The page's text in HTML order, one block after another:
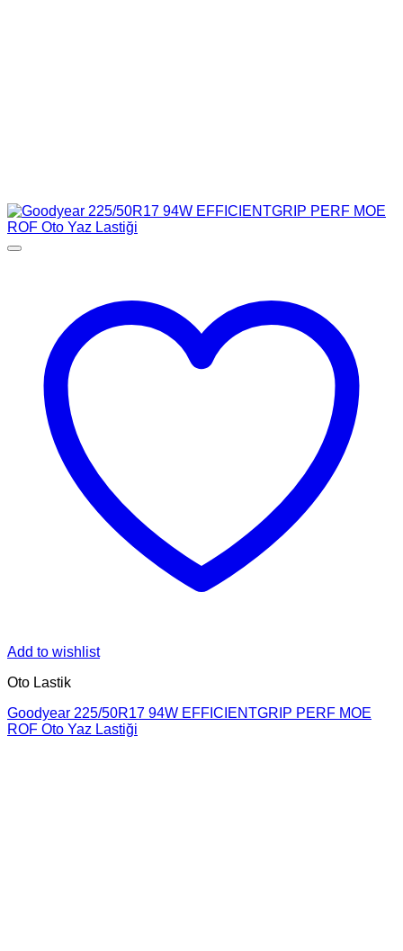
Add to wishlist
Oto Lastik
Goodyear 225/50R17 94W EFFICIENTGRIP PERF MOE
ROF Oto Yaz Lastiği